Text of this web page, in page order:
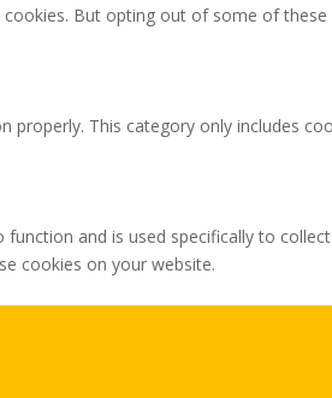
But opting out of some of
This category only includes
and is used specifically to
cookies on your website.